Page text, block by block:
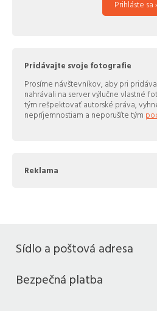
Prihláste sa
Pridávajte svoje fotografie
Prosíme návštevníkov, aby pri
nahrávali na server výlučne vlastné
tým rešpektovať autorské práva,
nepríjemnostiam a neporušíte tým
Reklama
Sídlo a poštová adresa
Bezpečná platba